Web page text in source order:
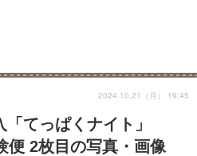
てっぱくナイト」
便 2枚目の写真・画像
2024.10.21（月） 19:45